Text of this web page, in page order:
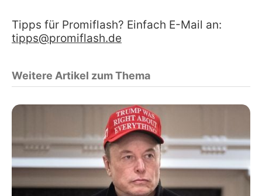
Tipps für Promiflash? Einfach E-Mail an:
tipps@promiflash.de
Weitere Artikel zum Thema